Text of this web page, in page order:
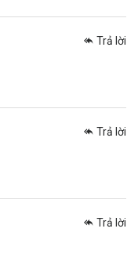
Trả lời
Trả lời
Trả lời